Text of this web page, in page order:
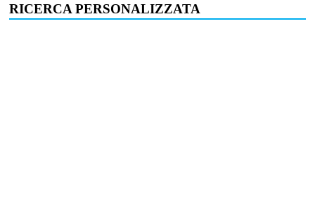
RICERCA PERSONALIZZATA